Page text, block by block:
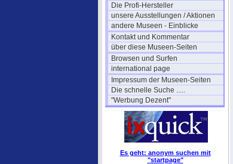
Die Profi-Hersteller
unsere Ausstellungen / Aktionen
andere Museen - Einblicke
Kontakt und Kommentar
über diese Museen-Seiten
Browsen und Surfen
international page
Impressum der Museen-Seiten
Die schnelle Suche .....
"Werbung Dezent"
Es geht: anonym suchen mit
"startpage"